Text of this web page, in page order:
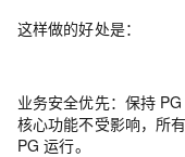
这样做的好处是：
业务安全优先： 保持
核心功能不受影响，所
PG 运行。